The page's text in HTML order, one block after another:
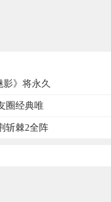
》将永久
圈经典唯
斩棘2全阵